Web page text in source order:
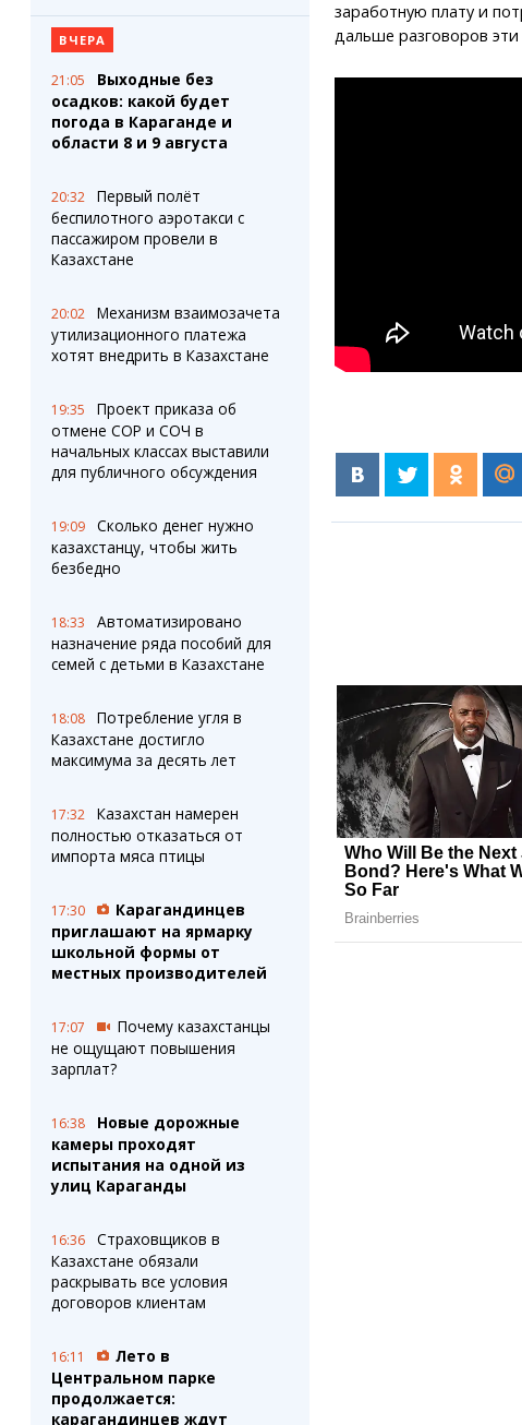
ВЧЕРА
21:05
Выходные без
осадков: какой будет
погода в Караганде и
области 8 и 9 августа
20:32
Первый полёт
беспилотного аэротакси с
пассажиром провели в
Казахстане
20:02
Механизм взаимозачета
утилизационного платежа
хотят внедрить в Казахстане
19:35
Проект приказа об
отмене СОР и СОЧ в
начальных классах выставили
для публичного обсуждения
19:09
Сколько денег нужно
казахстанцу, чтобы жить
безбедно
18:33
Автоматизировано
назначение ряда пособий для
семей с детьми в Казахстане
18:08
Потребление угля в
Казахстане достигло
максимума за десять лет
17:32
Казахстан намерен
полностью отказаться от
импорта мяса птицы
17:30
Карагандинцев
приглашают на ярмарку
школьной формы от
местных производителей
17:07
Почему казахстанцы
не ощущают повышения
зарплат?
16:38
Новые дорожные
камеры проходят
испытания на одной из
улиц Караганды
16:36
Страховщиков в
Казахстане обязали
раскрывать все условия
договоров клиентам
16:11
Лето в
Центральном парке
продолжается:
карагандинцев ждут
заработную плату и
дальше разговоров